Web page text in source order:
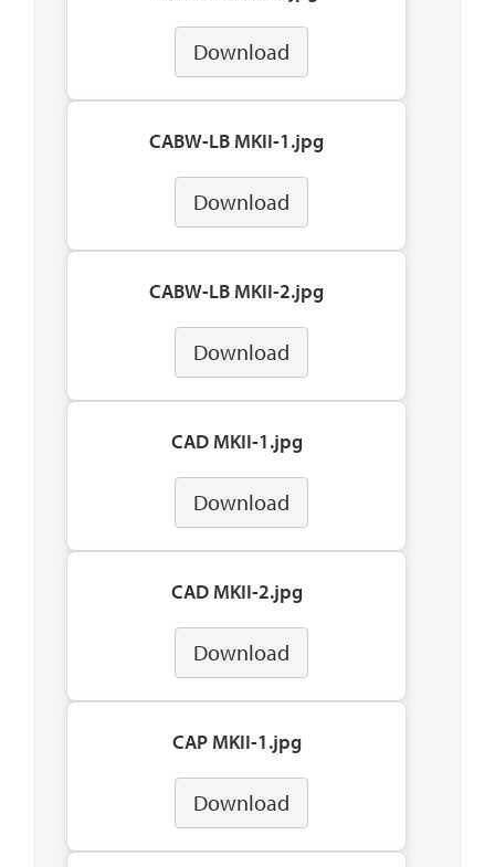
Download
CABW-LB MKII-1.jpg
Download
CABW-LB MKII-2.jpg
Download
CAD MKII-1.jpg
Download
CAD MKII-2.jpg
Download
CAP MKII-1.jpg
Download